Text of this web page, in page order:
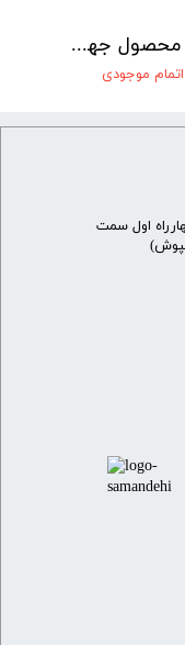
بدون محصول جهت نمایش
اتمام موجودی
قم - بلوار شهید محلاتی - کوچه 1 - چهارراه اول سمت